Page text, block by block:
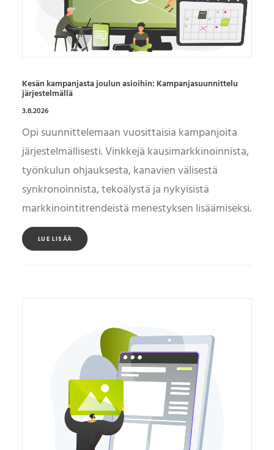
Kesän kampanjasta joulun asioihin: Kampanjasuunnittelu
järjestelmällä
3.8.2026
Opi suunnittelemaan vuosittaisia kampanjoita
järjestelmällisesti. Vinkkejä kausimarkkinoinnista,
työnkulun ohjauksesta, kanavien välisestä
synkronoinnista, tekoälystä ja nykyisistä
markkinointitrendeistä menestyksen lisäämiseksi.
LUE LISÄÄ